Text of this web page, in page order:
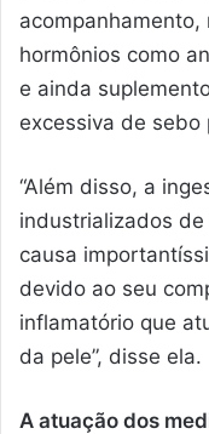
hormônios como
e ainda
excessiva de sebo
“Além disso, a
industrializados
causa
devido ao seu
inflamatório que
da pele”, disse ela.
A atuação dos